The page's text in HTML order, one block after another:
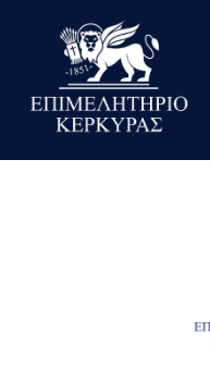
Το
Eπιμελητήριο